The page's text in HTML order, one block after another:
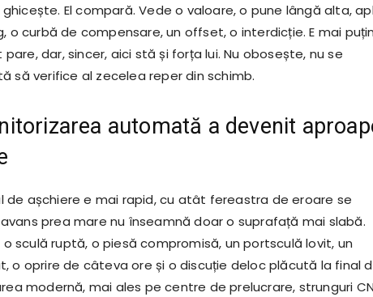
ghicește. El compară. Vede o valoare, o pune lângă alta,
o curbă de compensare, un offset, o interdicție. E mai puțin
dar, sincer, aici stă și forța lui. Nu obosește, nu se
să verifice al zecelea reper din schimb.
automată a devenit
de așchiere e mai rapid, cu atât fereastra de eroare se
prea mare nu înseamnă doar o suprafață mai slabă.
sculă ruptă, o piesă compromisă, un portsculă lovit, un
o oprire de câteva ore și o discuție deloc plăcută la final
modernă, mai ales pe centre de prelucrare, strunguri